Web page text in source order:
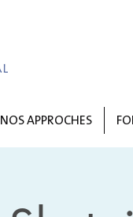
NOS APPROCHES